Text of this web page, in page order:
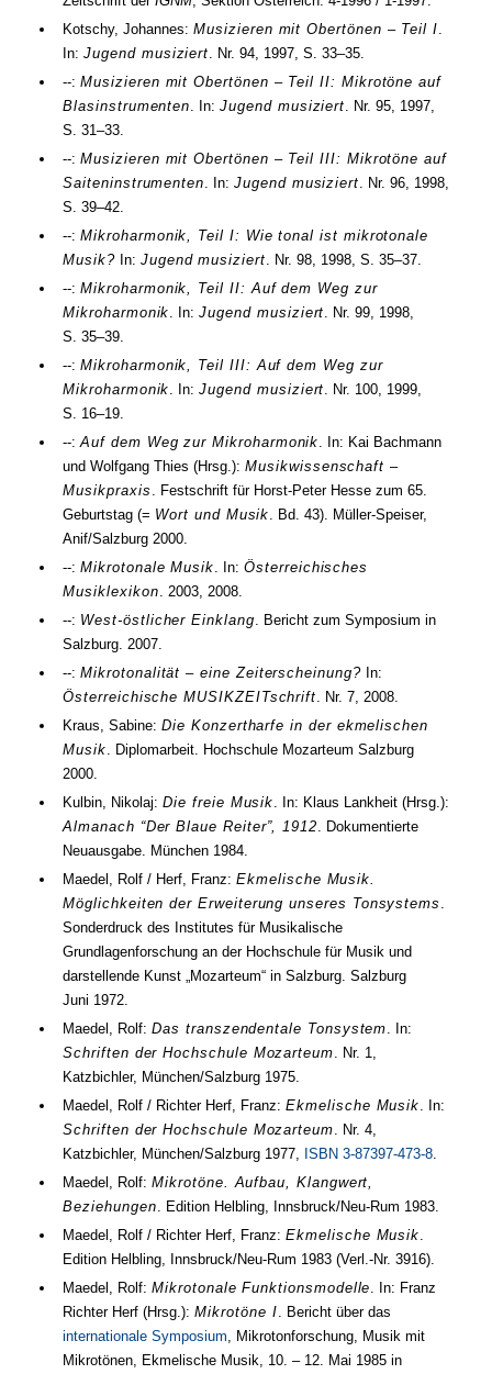
Kotschy, Johannes:Musizieren mit Obertönen – Teil I
In:Jugend musiziert Nr. 94 1997 ,S. 33–35
--:Musizieren mit Obertönen – Teil II: Mikrotöne auf
Blasinstrumenten . In:Jugend musiziert Nr. 95 1997
S. 31–33
--:Musizieren mit Obertönen – Teil III: Mikrotöne auf
Saiteninstrumenten . In:Jugend musiziert Nr. 96 1998
S. 39–42
--:Mikroharmonik, Teil I: Wie tonal ist mikrotonale
Musik?In: Jugend musiziert Nr. 98, 1998, S. 35–37.
--:Mikroharmonik, Teil II: Auf dem Weg zur
Mikroharmonik . In:Jugend musiziert Nr. 99 1998
S. 35–39
--:Mikroharmonik, Teil III: Auf dem Weg zur
Mikroharmonik . In:Jugend musiziert Nr. 100 1999
S. 16–19
--:Auf dem Weg zur Mikroharmonik . In: Kai Bachmann
und Wolfgang Thies (Hrsg.):Musikwissenschaft –
Musikpraxis
. Festschrift für Horst-Peter Hesse zum 65.
Geburtstag (= Wort und Musik Bd. 43). Müller-Speiser,
Anif/Salzburg 2000
--:Mikrotonale Musik . In:Österreichisches
Musiklexikon
2003, 2008.
--: West-östlicher Einklang . Bericht zum Symposium in
Salzburg. 2007
--:Mikrotonalität – eine Zeiterscheinung?In:
Österreichische MUSIKZEITschrift
Nr. 7 2008
Kraus, Sabine:Die Konzertharfe in der ekmelischen
Musik . Diplomarbeit. Hochschule Mozarteum Salzburg
2000
Kulbin, Nikolaj:Die freie Musik . In: Klaus Lankheit (Hrsg.):
Almanach “Der Blaue Reiter”, 1912 . Dokumentierte
Neuausgabe. München 1984
Maedel, Rolf / Herf, Franz:Ekmelische Musik.
Möglichkeiten der Erweiterung unseres Tonsystems
Sonderdruck des Institutes für Musikalische
Grundlagenforschung an der Hochschule für Musik und
darstellende Kunst „Mozarteum“ in Salzburg. Salzburg
Juni 1972
Maedel, Rolf:Das transzendentale Tonsystem . In:
Schriften der Hochschule Mozarteum
Nr. 1
Katzbichler, München/Salzburg 1975
Maedel, Rolf / Richter Herf, Franz:Ekmelische Musik . In:
Schriften der Hochschule Mozarteum
Nr. 4
Katzbichler, München/Salzburg 1977 ISBN 3-87397-473-8
Maedel, Rolf:Mikrotöne. Aufbau, Klangwert,
Beziehungen . Edition Helbling, Innsbruck/Neu-Rum 1983.
Maedel, Rolf / Richter Herf, Franz:Ekmelische Musik
Edition Helbling, Innsbruck/Neu-Rum 1983 (Verl.-Nr. 3916).
Maedel, Rolf:Mikrotonale Funktionsmodelle . In: Franz
Richter Herf (Hrsg.):Mikrotöne I . Bericht über das
internationale Symposium , Mikrotonforschung, Musik mit
Mikrotönen, Ekmelische Musik, 10. – 12. Mai 1985 in